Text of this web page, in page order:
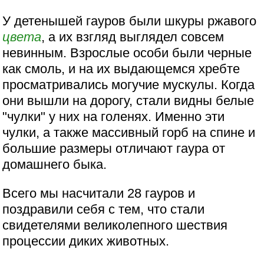
У детенышей гауров были шкуры ржавого
цвета, а их взгляд выглядел совсем
невинным. Взрослые особи были черные
как смоль, и на их выдающемся хребте
просматривались могучие мускулы. Когда
они вышли на дорогу, стали видны белые
"чулки" у них на голенях. Именно эти
чулки, а также массивный горб на спине и
большие размеры отличают гаура от
домашнего быка.
Всего мы насчитали 28 гауров и
поздравили себя с тем, что стали
свидетелями великолепного шествия
процессии диких животных.